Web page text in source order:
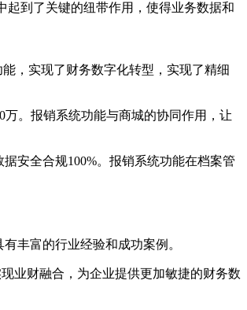
到了关键的纽带作用，使得业务数据和
，实现了财务数字化转型，实现了精细
。报销系统功能与商城的协同作用，让
安全合规100%。报销系统功能在档案管
丰富的行业经验和成功案例。
业财融合，为企业提供更加敏捷的财务数